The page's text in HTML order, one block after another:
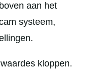
aan het
systeem,
kloppen.